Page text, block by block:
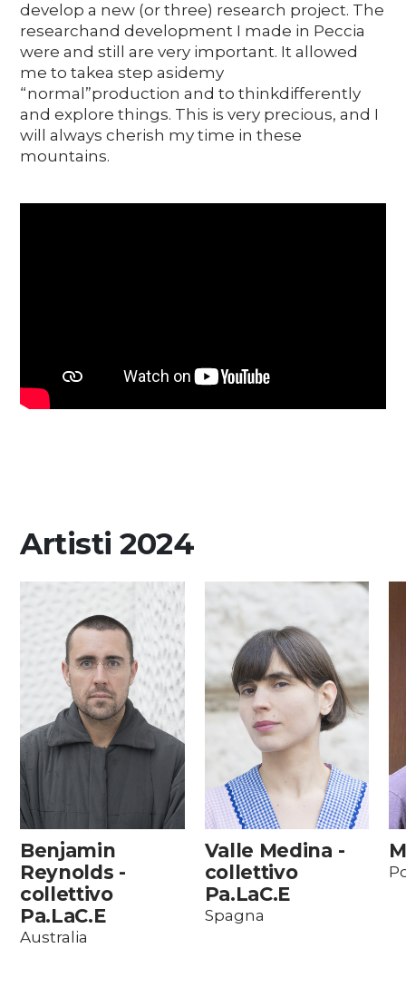
develop a new (or three) research project. The
researchand development I made in Peccia
were and still are very important. It allowed
me to takea step asidemy
“normal”production and to thinkdifferently
and explore things. This is very precious, and I
will always cherish my time in these
mountains.
Artisti 2024
Benjamin
Reynolds -
collettivo
Pa.LaC.E
Australia
Valle Medina -
collettivo
Pa.LaC.E
Spagna